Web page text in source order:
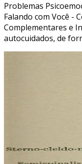
Problemas
Falando com Você -
Complementares e
autocuidados, de